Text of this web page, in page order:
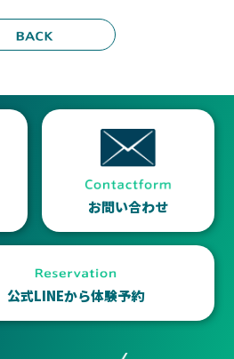
お問い合わせ
公式LINEから体験予約